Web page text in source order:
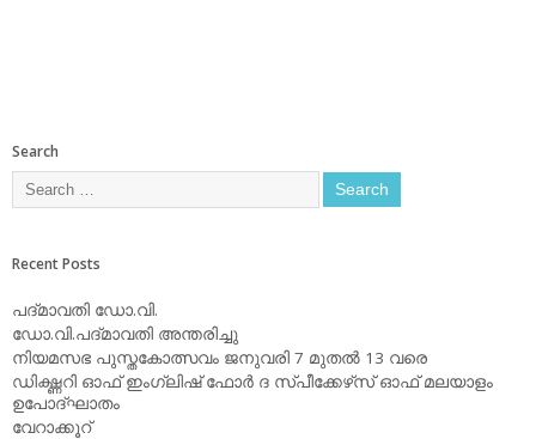
Search
Recent Posts
പദ്മാവതി ഡോ.വി.
ഡോ.വി.പദ്മാവതി അന്തരിച്ചു
നിയമസഭ പുസ്തകോത്സവം ജനുവരി 7 മുതല്‍ 13 വരെ
ഡിക്ഷ്ണറി ഓഫ് ഇംഗ്ലിഷ് ഫോര്‍ ദ സ്പീക്കേഴ്‌സ് ഓഫ് മലയാളം
ഉപോദ്ഘാതം
വേറാക്കൂറ്